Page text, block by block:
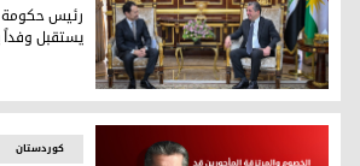
رئيس حكومة إقليم كوردستان يستقبل
رئيس حكومة
يستقبل وفداً
کوردستان